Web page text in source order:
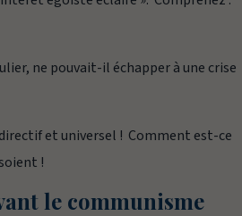
ne pouvait-il échapper à une crise
et universel ! Comment est-ce
!
le communisme